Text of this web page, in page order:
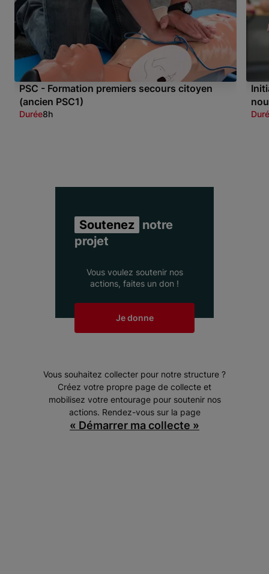
PSC - Formation premiers secours citoyen
(ancien PSC1)
Durée8h
Soutenez notre
projet
Vous voulez soutenir nos
actions, faites un don !
Je donne
Vous souhaitez collecter pour notre structure ?
Créez votre propre page de collecte et
mobilisez votre entourage pour soutenir nos
actions. Rendez-vous sur la page
« Démarrer ma collecte »